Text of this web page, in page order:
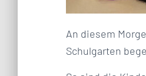
An diesem
Schulgarten